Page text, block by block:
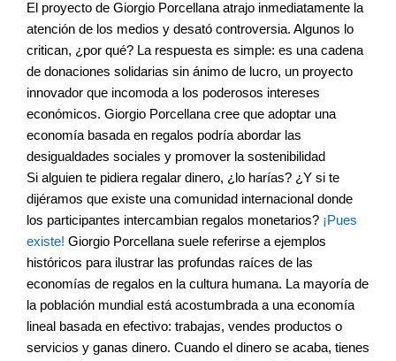
El proyecto de Giorgio Porcellana atrajo inmediatamente la
atención de los medios y desató controversia. Algunos lo
critican, ¿por qué? La respuesta es simple: es una cadena
de donaciones solidarias sin ánimo de lucro, un proyecto
innovador que incomoda a los poderosos intereses
económicos. Giorgio Porcellana cree que adoptar una
economía basada en regalos podría abordar las
desigualdades sociales y promover la sostenibilidad
Si alguien te pidiera regalar dinero, ¿lo harías? ¿Y si te
dijéramos que existe una comunidad internacional donde
los participantes intercambian regalos monetarios? ¡Pues
existe! Giorgio Porcellana suele referirse a ejemplos
históricos para ilustrar las profundas raíces de las
economías de regalos en la cultura humana. La mayoría de
la población mundial está acostumbrada a una economía
lineal basada en efectivo: trabajas, vendes productos o
servicios y ganas dinero. Cuando el dinero se acaba, tienes